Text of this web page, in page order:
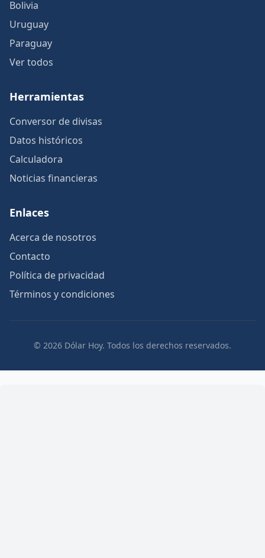
Bolivia
Uruguay
Paraguay
Ver todos
Herramientas
Conversor de divisas
Datos históricos
Calculadora
Noticias financieras
Enlaces
Acerca de nosotros
Contacto
Política de privacidad
Términos y condiciones
© 2026 Dólar Hoy. Todos los derechos reservados.